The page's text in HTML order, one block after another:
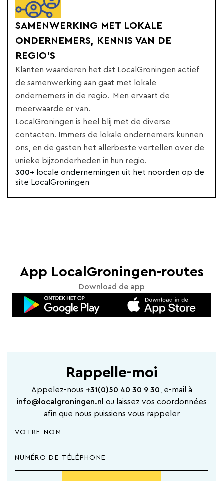
SAMENWERKING MET LOKALE
ONDERNEMERS, KENNIS VAN DE
REGIO'S
Klanten waarderen het dat LocalGroningen actief
de samenwerking aan gaat met lokale
ondernemers in de regio. Men ervaart de
meerwaarde er van.
LocalGroningen is heel blij met de diverse
contacten. Immers de lokale ondernemers kunnen
ons, en de gasten het allerbeste vertellen over de
unieke bijzonderheden in hun regio.
300+ locale ondernemingen uit het noorden op de
site LocalGroningen
App LocalGroningen-routes
Download de app
Rappelle-moi
Appelez-nous +31(0)50 40 30 9 30 , e-mail à
info@localgroningen.nl ou laissez vos coordonnées
afin que nous puissions vous rappeler